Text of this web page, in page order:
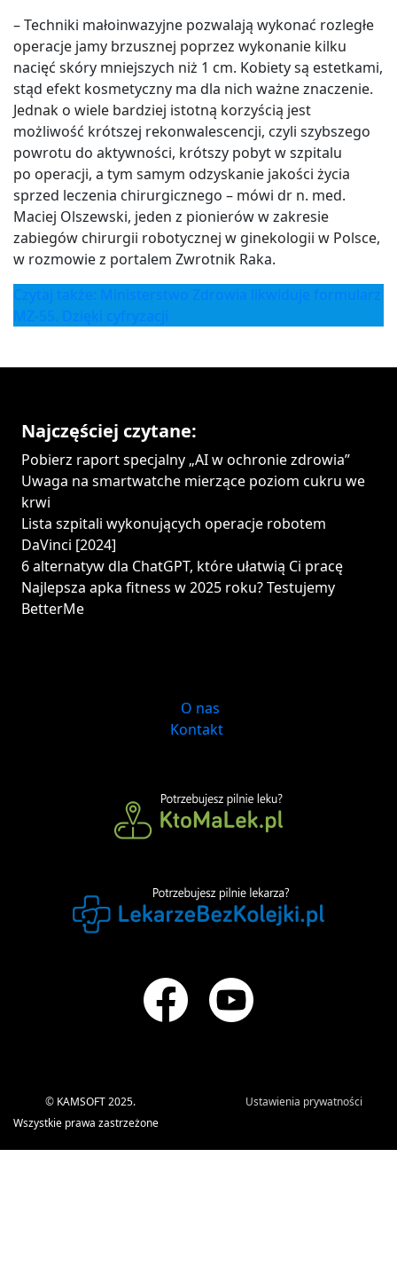
– Techniki małoinwazyjne pozwalają wykonać rozległe
operacje jamy brzusznej poprzez wykonanie kilku
nacięć skóry mniejszych niż 1 cm. Kobiety są estetkami,
stąd efekt kosmetyczny ma dla nich ważne znaczenie.
Jednak o wiele bardziej istotną korzyścią jest
możliwość krótszej rekonwalescencji, czyli szybszego
powrotu do aktywności, krótszy pobyt w szpitalu
po operacji, a tym samym odzyskanie jakości życia
sprzed leczenia chirurgicznego – mówi dr n. med.
Maciej Olszewski, jeden z pionierów w zakresie
zabiegów chirurgii robotycznej w ginekologii w Polsce,
w rozmowie z portalem Zwrotnik Raka.
Czytaj także: Ministerstwo Zdrowia likwiduje formularz
MZ-55. Dzięki cyfryzacji
Najczęściej czytane:
Pobierz raport specjalny „AI w ochronie zdrowia”
Uwaga na smartwatche mierzące poziom cukru we
krwi
Lista szpitali wykonujących operacje robotem
DaVinci [2024]
6 alternatyw dla ChatGPT, które ułatwią Ci pracę
Najlepsza apka fitness w 2025 roku? Testujemy
BetterMe
O nas
Kontakt
© KAMSOFT 2025.
Wszystkie prawa zastrzeżone
Ustawienia prywatności